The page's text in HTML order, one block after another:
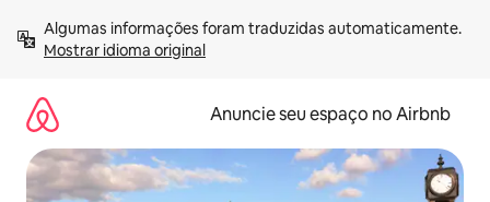
para
Mostrar idioma original
Anuncie seu espaço no Airbnb